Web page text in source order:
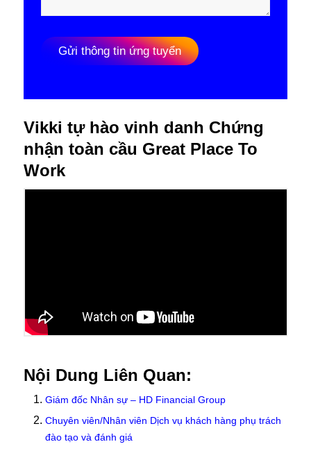
o
u
Gửi thông tin ứng tuyển
Vikki tự hào vinh danh Chứng
nhận toàn cầu Great Place To
Work
Nội Dung Liên Quan:
Giám đốc Nhân sự – HD Financial Group
Chuyên viên/Nhân viên Dịch vụ khách hàng phụ trách
đào tạo và đánh giá